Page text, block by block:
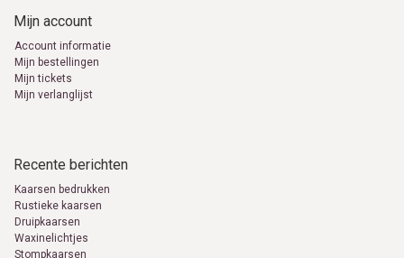
Mijn account
Account informatie
Mijn bestellingen
Mijn tickets
Mijn verlanglijst
Recente berichten
Kaarsen bedrukken
Rustieke kaarsen
Druipkaarsen
Waxinelichtjes
Stompkaarsen